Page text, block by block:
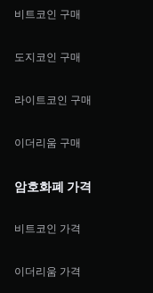
비트코인 구매
도지코인 구매
라이트코인 구매
이더리움 구매
암호화폐 가격
비트코인 가격
이더리움 가격